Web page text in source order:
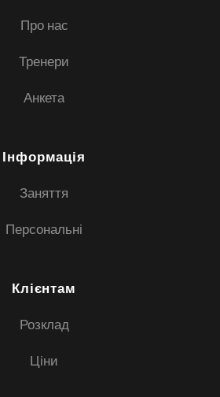
Про нас
Тренери
Анкета
Інформація
Заняття
Персональні
Клієнтам
Розклад
Ціни